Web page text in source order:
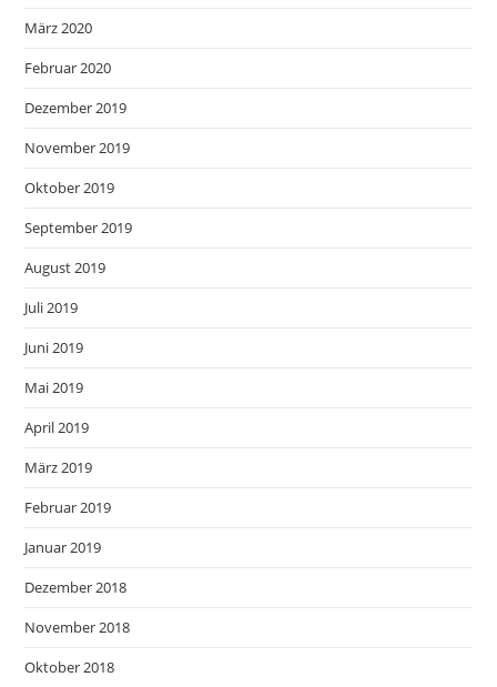
März 2020
Februar 2020
Dezember 2019
November 2019
Oktober 2019
September 2019
August 2019
Juli 2019
Juni 2019
Mai 2019
April 2019
März 2019
Februar 2019
Januar 2019
Dezember 2018
November 2018
Oktober 2018